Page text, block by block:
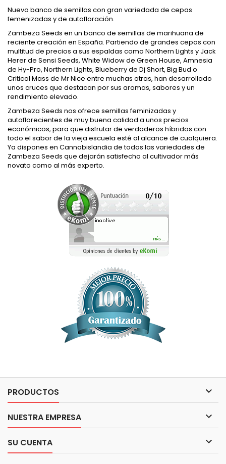
Nuevo banco de semillas con gran variedada de cepas
femenizadas y de autofloración.
Zambeza Seeds en un banco de semillas de marihuana de
reciente creación en España. Partiendo de grandes cepas con
multitud de precios a sus espaldas como Northern Lights y Jack
Herer de Sensi Seeds, White Widow de Green House, Amnesia
de Hy-Pro, Northern Lights, Blueberry de Dj Short, Big Bud o
Critical Mass de Mr Nice entre muchas otras, han desarrollado
unos cruces que destacan por sus aromas, sabores y un
rendimiento elevado.
Zambeza Seeds nos ofrece semillas feminizadas y
autoflorecientes de muy buena calidad a unos precios
económicos, para que disfrutar de verdaderos híbridos con
todo el sabor de la vieja escuela esté al alcance de cualquiera.
Ya dispones en Cannabislandia de todas las variedades de
Zambeza Seeds que dejarán satisfecho al cultivador más
novato como al más experto.
PRODUCTOS 
NUESTRA EMPRESA 
SU CUENTA 